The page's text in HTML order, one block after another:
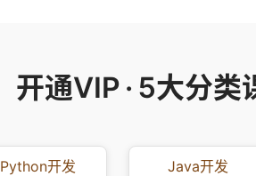
开通VIP · 5大分类
Python开发 Java开发